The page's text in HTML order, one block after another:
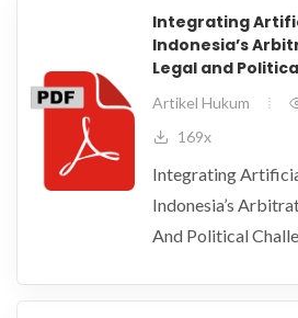
Integrating
Indonesia’s
Legal and
Artikel Hukum
169x
Integrating
Indonesia’s
And Political